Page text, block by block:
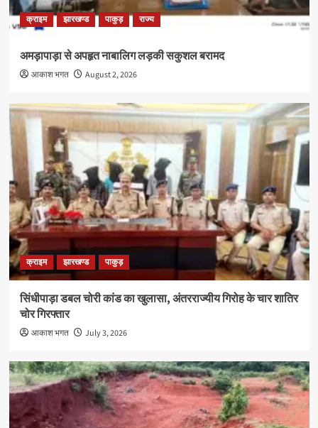
क्राइम झारखण्ड पाकुड़ राज्य
अमड़ापाड़ा से अपहृत नाबालिग लड़की सकुशल बरामद
आकाश भगत August 2, 2026
क्राइम झारखण्ड पाकुड़
सिंधीपाड़ा डबल चोरी कांड का खुलासा, अंतरराज्यीय गिरोह के चार शातिर
चोर गिरफ्तार
आकाश भगत July 3, 2026